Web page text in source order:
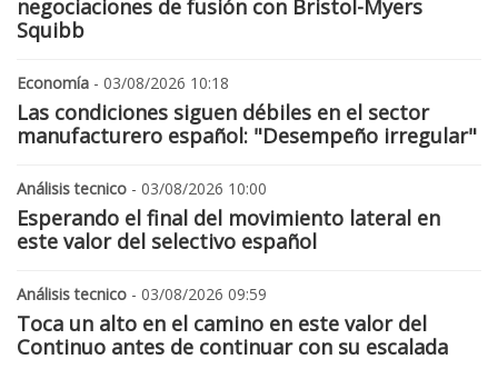
negociaciones de fusión con Bristol-Myers
Squibb
Economía - 03/08/2026 10:18
Las condiciones siguen débiles en el sector
manufacturero español: "Desempeño irregular"
Análisis tecnico - 03/08/2026 10:00
Esperando el final del movimiento lateral en
este valor del selectivo español
Análisis tecnico - 03/08/2026 09:59
Toca un alto en el camino en este valor del
Continuo antes de continuar con su escalada